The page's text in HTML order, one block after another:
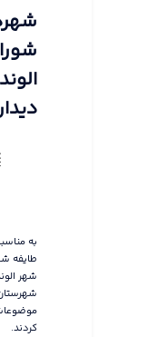
به
طایفه
شهر
کردند.